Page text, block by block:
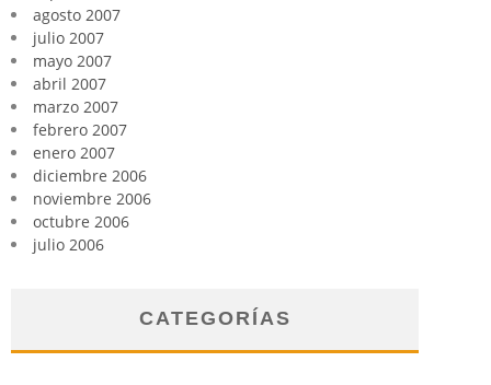
agosto 2007
julio 2007
mayo 2007
abril 2007
marzo 2007
febrero 2007
enero 2007
diciembre 2006
noviembre 2006
octubre 2006
julio 2006
CATEGORÍAS